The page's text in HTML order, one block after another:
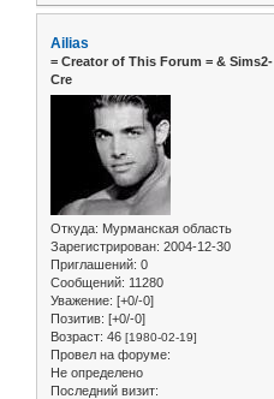
Ailias
= Сreator of This Forum = & Sims2-
Cre
Откуда: Мурманская область
Зарегистрирован: 2004-12-30
Приглашений: 0
Сообщений: 11280
Уважение: [+0/-0]
Позитив: [+0/-0]
Возраст: 46 [1980-02-19]
Провел на форуме:
Не определено
Последний визит: